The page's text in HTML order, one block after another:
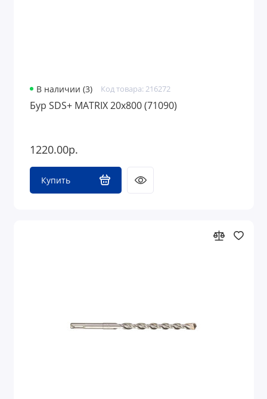
В наличии (3) Код товара: 216272
Бур SDS+ MATRIX 20х800 (71090)
1220.00р.
Купить